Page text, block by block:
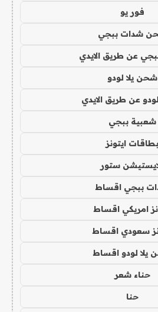
فور يو
شدات ببجي
عن طريق الايدي
شحن يلا لودو
عن طريق الايدي
شعبية ببجي
بطاقات ايتونز
ستور
ببجي اقساط
امريكي اقساط
سعودي اقساط
يلا لودو اقساط
حناء شعر
حنا